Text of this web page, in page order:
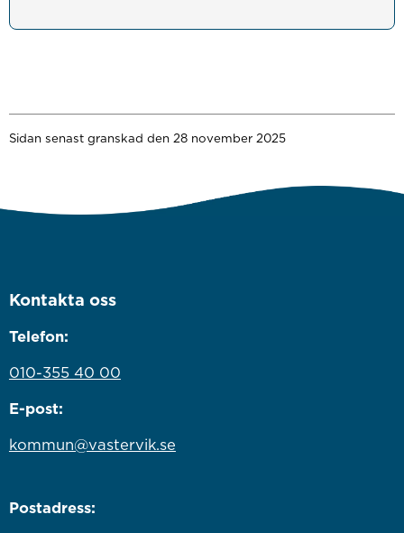
Sidan senast granskad den 28 november 2025
Kontakta oss
Telefon:
010-355 40 00
E-post:
kommun@vastervik.se
Postadress: